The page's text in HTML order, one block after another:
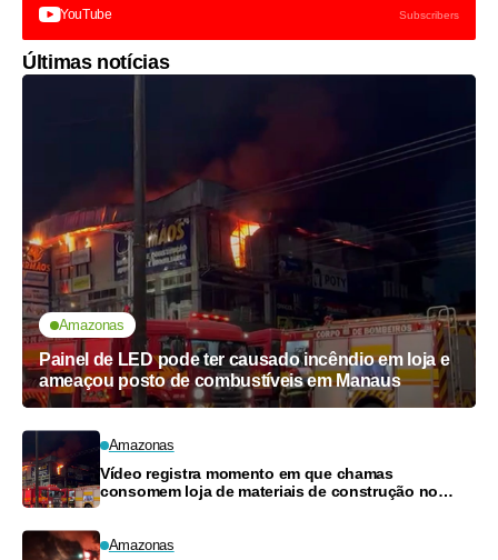
YouTube Subscribers
Últimas notícias
Amazonas
Painel de LED pode ter causado incêndio em loja e
ameaçou posto de combustíveis em Manaus
Amazonas
Vídeo registra momento em que chamas
consomem loja de materiais de construção no
Amazonas